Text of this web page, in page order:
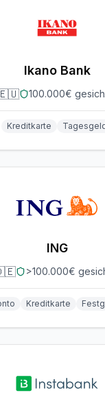
Ikano Bank
100.000€
Kreditkarte
ING
>100.000€
Kreditkarte